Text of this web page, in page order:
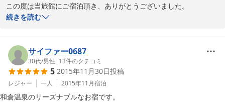
とてもいい旅になりました。
ありがとうございました。
この度は当旅館にご宿泊頂き、ありがとうございました。
本当にうれしい限りです。
ご堪能頂きました能登ミルクも「ご当地牛乳グランプリ金賞」に選
ばれたものでございます。
「美味しい」と言って頂けて、何よりでございます。
また能登にお越しになる機会がございまいしたら、
当旅館にお立ち寄り下さいませ。
続きを読む
サイファー0687
30代/男性 | 13件のクチコミ
5 2015年11月30日投稿
レジャー 一人 2015年11月宿泊
和倉温泉のリーズナブルなお宿です。